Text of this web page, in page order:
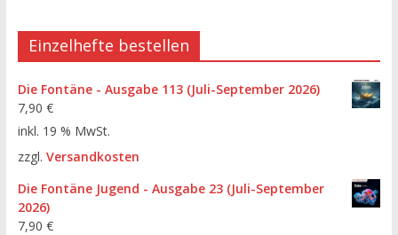
Einzelhefte bestellen
Die Fontäne - Ausgabe 113 (Juli-September 2026)
7,90 €
inkl. 19 % MwSt.
zzgl. Versandkosten
Die Fontäne Jugend - Ausgabe 23 (Juli-September
2026)
7,90 €